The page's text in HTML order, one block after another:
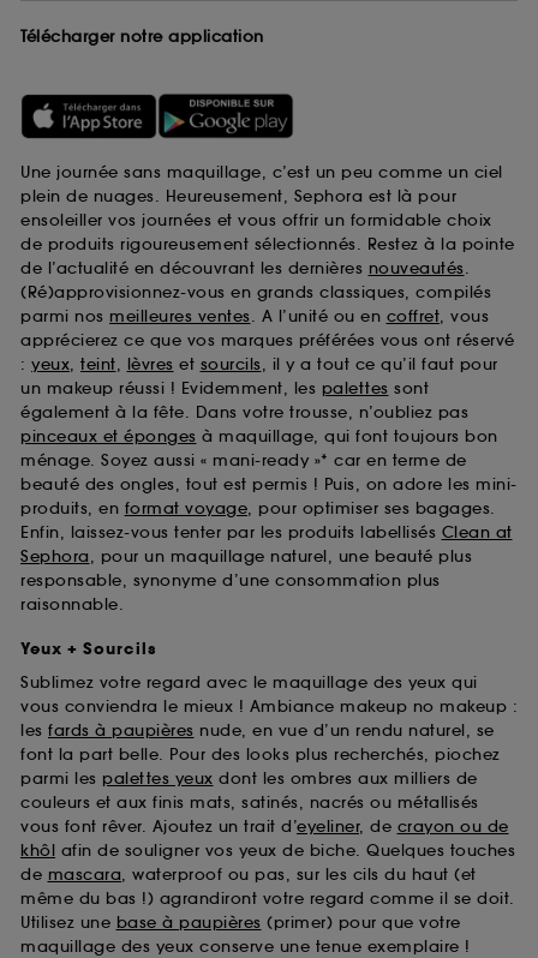
Télécharger notre application
Une journée sans maquillage, c’est un peu comme un ciel
plein de nuages. Heureusement, Sephora est là pour
ensoleiller vos journées et vous offrir un formidable choix
de produits rigoureusement sélectionnés. Restez à la pointe
de l’actualité en découvrant les dernières nouveautés.
(Ré)approvisionnez-vous en grands classiques, compilés
parmi nos meilleures ventes. A l’unité ou en coffret, vous
apprécierez ce que vos marques préférées vous ont réservé
: yeux, teint, lèvres et sourcils, il y a tout ce qu’il faut pour
un makeup réussi ! Evidemment, les palettes sont
également à la fête. Dans votre trousse, n’oubliez pas
pinceaux et éponges à maquillage, qui font toujours bon
ménage. Soyez aussi « mani-ready »* car en terme de
beauté des ongles, tout est permis ! Puis, on adore les mini-
produits, en format voyage, pour optimiser ses bagages.
Enfin, laissez-vous tenter par les produits labellisés Clean at
Sephora, pour un maquillage naturel, une beauté plus
responsable, synonyme d’une consommation plus
raisonnable.
Yeux + Sourcils
Sublimez votre regard avec le maquillage des yeux qui
vous conviendra le mieux ! Ambiance makeup no makeup :
les fards à paupières nude, en vue d’un rendu naturel, se
font la part belle. Pour des looks plus recherchés, piochez
parmi les palettes yeux dont les ombres aux milliers de
couleurs et aux finis mats, satinés, nacrés ou métallisés
vous font rêver. Ajoutez un trait d’eyeliner, de crayon ou de
khôl afin de souligner vos yeux de biche. Quelques touches
de mascara, waterproof ou pas, sur les cils du haut (et
même du bas !) agrandiront votre regard comme il se doit.
Utilisez une base à paupières (primer) pour que votre
maquillage des yeux conserve une tenue exemplaire !